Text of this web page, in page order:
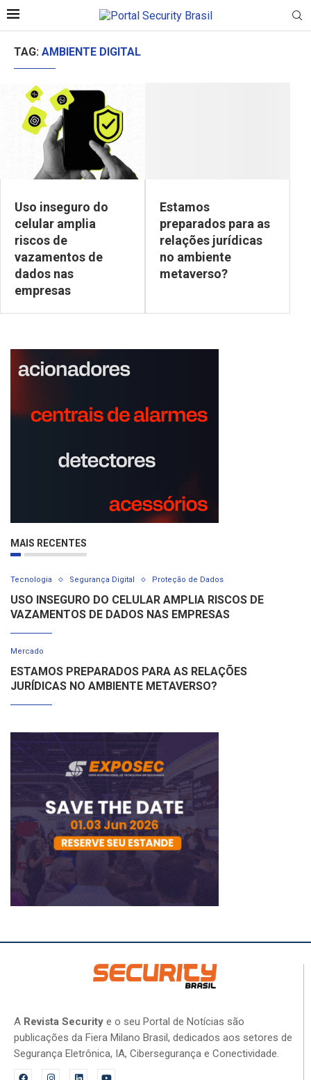
TAG: AMBIENTE DIGITAL
Uso inseguro do
celular amplia
riscos de
vazamentos de
dados nas
empresas
Estamos
preparados para as
relações jurídicas
no ambiente
metaverso?
MAIS RECENTES
Tecnologia Segurança Digital Proteção de Dados
USO INSEGURO DO CELULAR AMPLIA RISCOS DE
VAZAMENTOS DE DADOS NAS EMPRESAS
Mercado
ESTAMOS PREPARADOS PARA AS RELAÇÕES
JURÍDICAS NO AMBIENTE METAVERSO?
A Revista Security e o seu Portal de Notícias são
publicações da Fiera Milano Brasil, dedicados aos setores de
Segurança Eletrônica, IA, Cibersegurança e Conectividade.